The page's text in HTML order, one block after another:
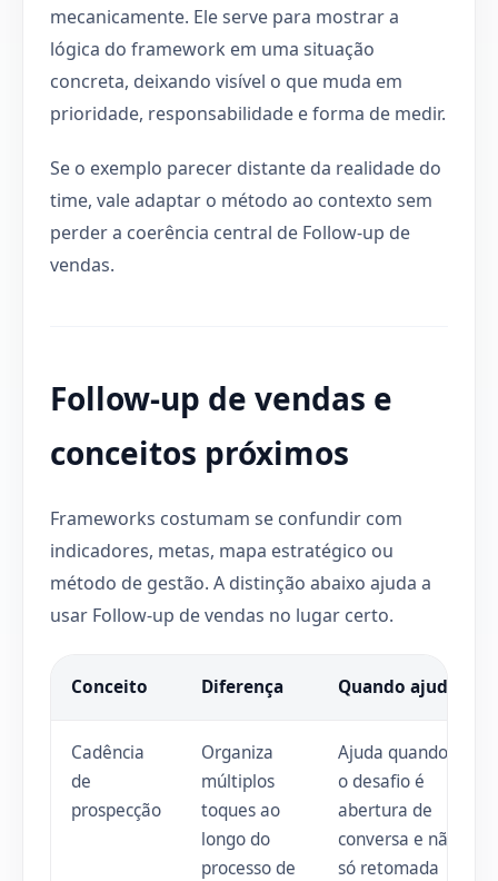
mecanicamente. Ele serve para mostrar a
lógica do framework em uma situação
concreta, deixando visível o que muda em
prioridade, responsabilidade e forma de medir.
Se o exemplo parecer distante da realidade do
time, vale adaptar o método ao contexto sem
perder a coerência central de Follow-up de
vendas.
Follow-up de vendas e
conceitos próximos
Frameworks costumam se confundir com
indicadores, metas, mapa estratégico ou
método de gestão. A distinção abaixo ajuda a
usar Follow-up de vendas no lugar certo.
Conceito Diferença Quando ajuda
Cadência
de
prospecção
Organiza
múltiplos
toques ao
longo do
processo de
Ajuda quando
o desafio é
abertura de
conversa e não
só retomada